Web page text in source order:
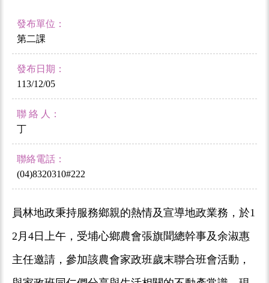
發布單位：
第二課
發布日期：
113/12/05
聯 絡 人：
丁
聯絡電話：
(04)8320310#222
員林地政秉持服務鄉親的熱情及宣導地政業務，於1
2月4日上午，受埔心鄉農會張旗聞總幹事及余淑惠
主任邀請，參加該農會家政班歲末聯合班會活動，